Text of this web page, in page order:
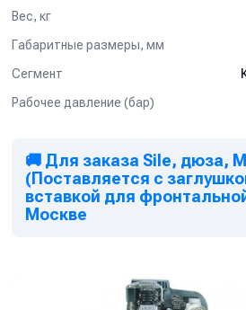
Вес, кг
Габаритные размеры, мм
Сегмент
Рабочее давление (бар)
🚚 Для заказа Sile, дюза,
(Поставляется с
вставкой для
Москве